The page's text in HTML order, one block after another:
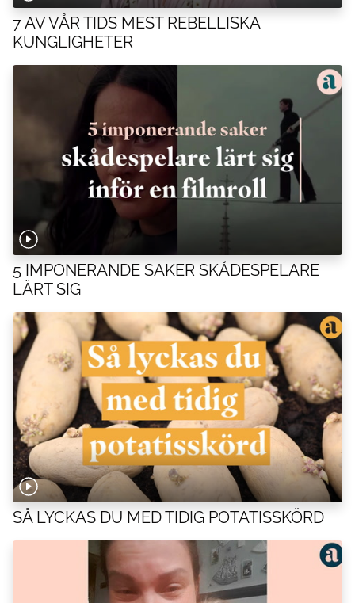
7 AV VÅR TIDS MEST REBELLISKA
KUNGLIGHETER
5 IMPONERANDE SAKER SKÅDESPELARE
LÄRT SIG
SÅ LYCKAS DU MED TIDIG POTATISSKÖRD